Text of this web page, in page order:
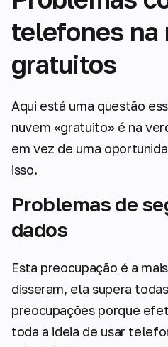
telefones na
gratuitos
Aqui está uma questão
nuvem «gratuito» é na
em vez de uma
isso.
Problemas de
dados
Esta preocupação é a
disseram, ela supera
preocupações porque
toda a ideia de usar